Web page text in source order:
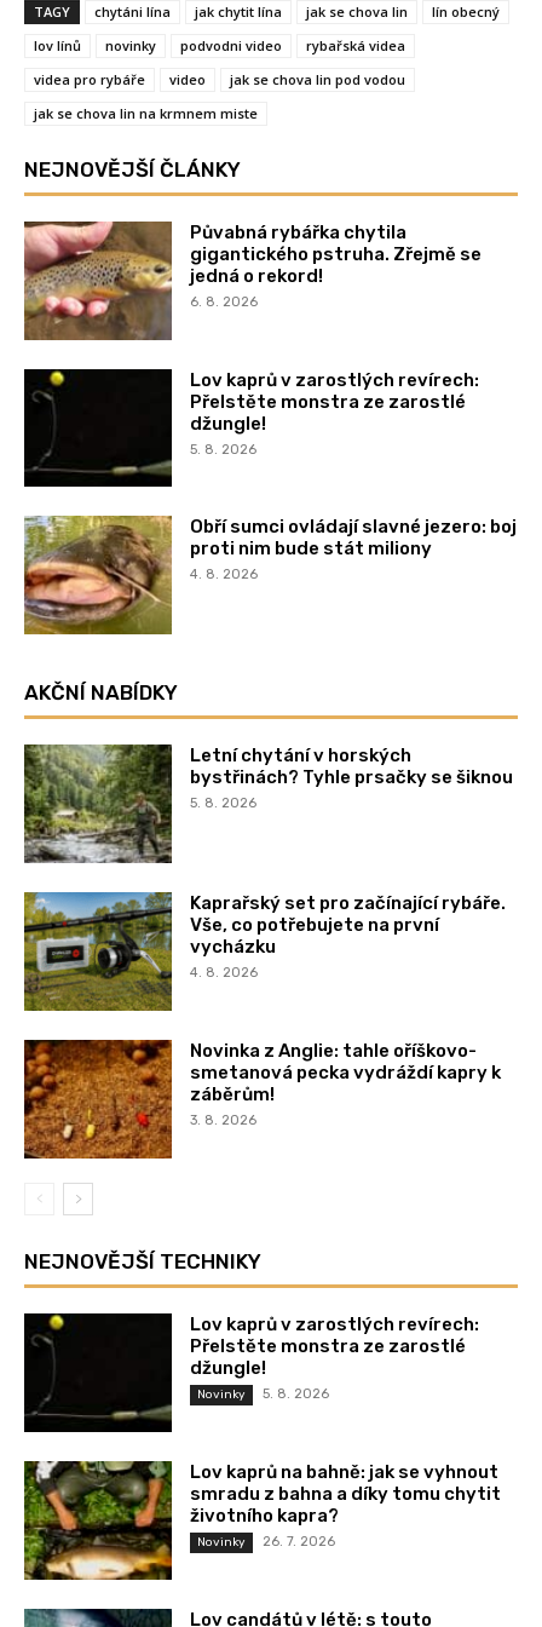
TAGY chytáni lína jak chytit lína jak se chova lin
lín obecný
lov línů
novinky podvodni video
rybařská videa
videa pro rybáře
video
jak se chova lin pod vodou
jak se chova lin na krmnem miste
NEJNOVĚJŠÍ ČLÁNKY
Půvabná rybářka chytila
gigantického pstruha. Zřejmě se
jedná o rekord!
6. 8. 2026
Lov kaprů v zarostlých revírech:
Přelstěte monstra ze zarostlé
džungle!
5. 8. 2026
Obří sumci ovládají slavné jezero: boj
proti nim bude stát miliony
4. 8. 2026
AKČNÍ NABÍDKY
Letní chytání v horských
bystřinách? Tyhle prsačky se šiknou
5. 8. 2026
Kaprařský set pro začínající rybáře.
Vše, co potřebujete na první
vycházku
4. 8. 2026
Novinka z Anglie: tahle oříškovo-
smetanová pecka vydráždí kapry k
záběrům!
3. 8. 2026
NEJNOVĚJŠÍ TECHNIKY
Lov kaprů v zarostlých revírech:
Přelstěte monstra ze zarostlé
džungle!
Novinky 5. 8. 2026
Lov kaprů na bahně: jak se vyhnout
smradu z bahna a díky tomu chytit
životního kapra?
Novinky 26. 7. 2026
Lov candátů v létě: s touto